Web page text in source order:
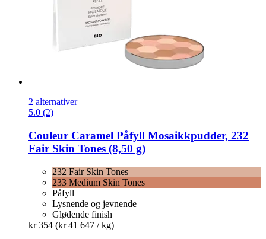
2 alternativer
5.0 (2)
Couleur Caramel Påfyll Mosaikkpudder, 232
Fair Skin Tones (8,50 g)
232 Fair Skin Tones
233 Medium Skin Tones
Påfyll
Lysnende og jevnende
Glødende finish
kr 354 (kr 41 647 / kg)